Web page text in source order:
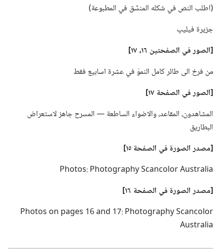
‏(‏اطلب النص في شكله المنسَّق في المطبوعة)‏
جزيرة فيليپ
‏[الصورفي الصفحتين ١٦،‏ ١٧]‏
من فرخ الى طائر كامل النموّ في عشرة اسابيع فقط
‏[الصورفي الصفحة ١٧]‏
المشاهدون،‏ المقاعد،‏ والاضواء الساطعة —‏ المسرح جاهز لاستعراض
البطاريق
‏[مصدر الصورة في الصفحة ١٥]‏
Photos: Photography Scancolor Australia
‏[مصدر الصورة في الصفحة ١٦]‏
Photos on pages 16 and 17: Photography Scancolor
Australia